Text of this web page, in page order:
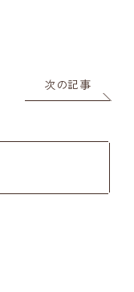
次の記事